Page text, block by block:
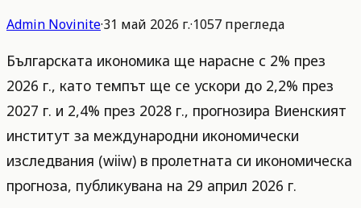
Admin Novinite·31 май 2026 г.·1057 прегледа
Българската икономика ще нарасне с 2% през
2026 г., като темпът ще се ускори до 2,2% през
2027 г. и 2,4% през 2028 г., прогнозира Виенският
институт за международни икономически
изследвания (wiiw) в пролетната си икономическа
прогноза, публикувана на 29 април 2026 г.